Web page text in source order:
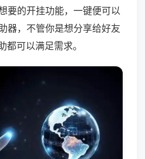
要的开挂功能，一键便可以
器，不管你是想分享给好友
都可以满足需求。